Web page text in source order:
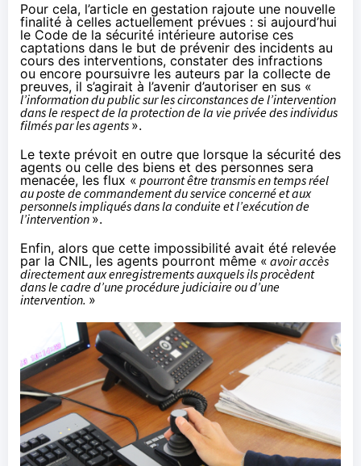
Pour cela, l’article en gestation rajoute une nouvelle
finalité à celles actuellement prévues : si aujourd’hui
le Code de la sécurité intérieure autorise ces
captations dans le but de prévenir des incidents au
cours des interventions, constater des infractions
ou encore poursuivre les auteurs par la collecte de
preuves, il s’agirait à l’avenir d’autoriser en sus «
l’information du public sur les circonstances de l’intervention
dans le respect de la protection de la vie privée des individus
filmés par les agents ».
Le texte prévoit en outre que lorsque la sécurité des
agents ou celle des biens et des personnes sera
menacée, les flux « pourront être transmis en temps réel
au poste de commandement du service concerné et aux
personnels impliqués dans la conduite et l’exécution de
l’intervention ».
Enfin, alors que cette impossibilité avait été relevée
par la CNIL, les agents pourront même « avoir accès
directement aux enregistrements auxquels ils procèdent
dans le cadre d’une procédure judiciaire ou d’une
intervention. »